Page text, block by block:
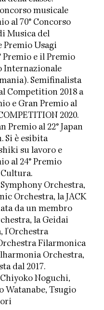
musicale
al 70° Concorso
Musica del
Premio Usagi
Premio e il Premio
Internazionale
Semifinalista
Competition 2018 a
e Gran Premio al
2020.
Premio al 22° Japan
Si è esibita
su lavoro e
al 24° Premio
Orchestra,
Orchestra, la JACK
da un membro
la Geidai
l'Orchestra
Filarmonica
Orchestra,
dal 2017.
Noguchi,
Watanabe, Tsugio